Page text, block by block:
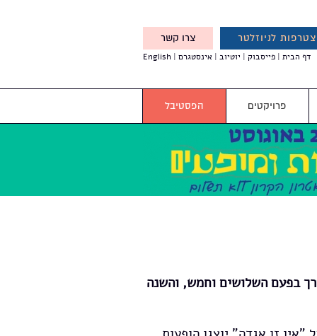
לניוזלטר צרו קשר
והטבות מיוחדות עבורך
דף הבית פייסבוק יוטיוב אינסטגרם English
פרויקטים הפסטיבל
בפעם השלושים וחמש, והשנה